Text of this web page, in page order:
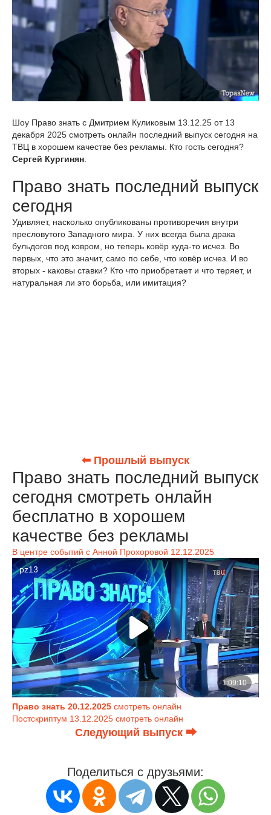
Шоу Право знать с Дмитрием Куликовым 13.12.25 от 13
декабря 2025 смотреть онлайн последний выпуск сегодня на
ТВЦ в хорошем качестве без рекламы. Кто гость сегодня?
Сергей Кургинян.
Право знать последний выпуск
сегодня
Удивляет, насколько опубликованы противоречия внутри
пресловутого Западного мира. У них всегда была драка
бульдогов под ковром, но теперь ковёр куда-то исчез. Во
первых, что это значит, само по себе, что ковёр исчез. И во
вторых - каковы ставки? Кто что приобретает и что теряет, и
натуральная ли это борьба, или имитация?
⬅ Прошлый выпуск
Право знать последний выпуск
сегодня смотреть онлайн
бесплатно в хорошем
качестве без рекламы
В центре событий с Анной Прохоровой 12.12.2025
Право знать 20.12.2025 смотреть онлайн
Постскриптум 13.12.2025 смотреть онлайн
Следующий выпуск ⮕
Поделиться с друзьями: